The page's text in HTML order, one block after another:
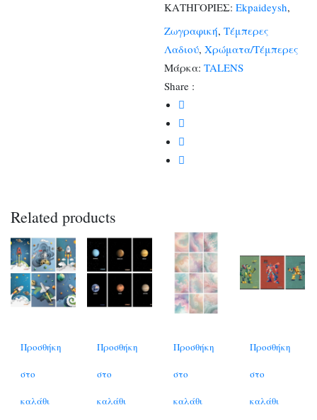
ποσότητα
ΚΑΤΗΓΟΡΙΕΣ: Ekpaideysh,
Ζωγραφική,Τέμπερες
Λαδιού,Χρώματα/Τέμπερες
Μάρκα:TALENS
Share :
Related products
Προσθήκη
στο
καλάθι
Προσθήκη
στο
καλάθι
Προσθήκη
στο
καλάθι
Προσθήκη
στο
καλάθι